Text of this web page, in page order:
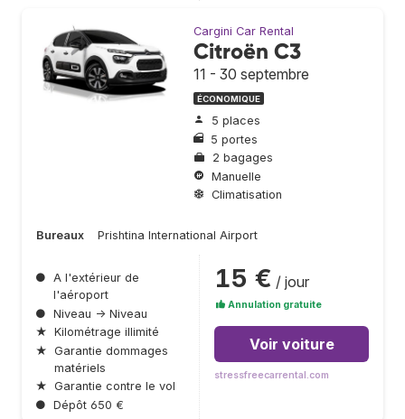
Cargini Car Rental
Citroën C3
11 - 30 septembre
ÉCONOMIQUE
5 places
5 portes
2 bagages
Manuelle
Climatisation
Bureaux Prishtina International Airport
● A l'extérieur de
l'aéroport
● Niveau → Niveau
★ Kilométrage illimité
★ Garantie dommages
matériels
★ Garantie contre le vol
● Dépôt 650 €
15 € / jour
Annulation gratuite
Voir voiture
stressfreecarrental.com